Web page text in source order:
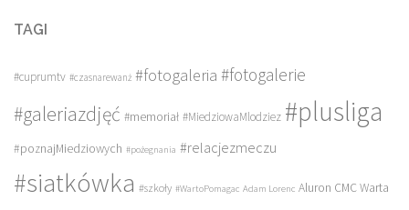
TAGI
#cuprumtv #czasnarewanż #fotogaleria #fotogalerie
#galeriazdjęć #memoriał #MiedziowaMlodziez #plusliga
#poznajMiedziowych #pożegnania #relacjezmeczu
#siatkówka #szkoły #WartoPomagac Adam Lorenc Aluron CMC Warta